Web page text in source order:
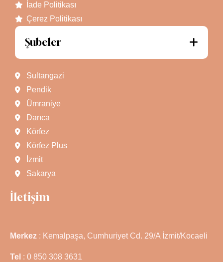
İade Politikası
Çerez Politikası
Şubeler
Sultangazi
Pendik
Ümraniye
Darıca
Körfez
Körfez Plus
İzmit
Sakarya
İletişim
Merkez : Kemalpaşa, Cumhuriyet Cd. 29/A İzmit/Kocaeli
Tel : 0 850 308 3631